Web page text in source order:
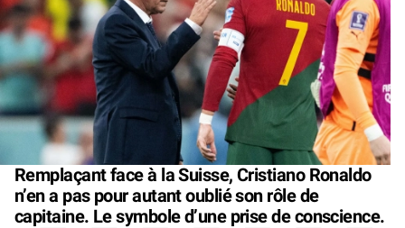
Remplaçant face à la Suisse, Cristiano Ronaldo
n’en a pas pour autant oublié son rôle de
capitaine. Le symbole d’une prise de conscience.